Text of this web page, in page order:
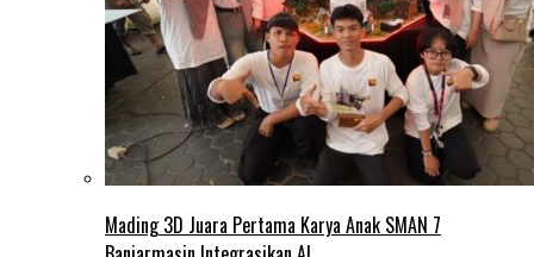
Mading 3D Juara Pertama Karya Anak SMAN 7